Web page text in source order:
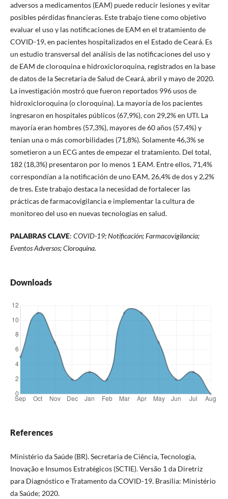
adversos a medicamentos (EAM) puede reducir lesiones y evitar
posibles pérdidas financieras. Este trabajo tiene como objetivo
evaluar el uso y las notificaciones de EAM en el tratamiento de
COVID-19, en pacientes hospitalizados en el Estado de Ceará. Es
un estudio transversal del análisis de las notificaciones del uso y
de EAM de cloroquina e hidroxicloroquina, registrados en la base
de datos de la Secretaria de Salud de Ceará, abril y mayo de 2020.
La investigación mostró que fueron reportados 996 usos de
hidroxicloroquina (o cloroquina). La mayoría de los pacientes
ingresaron en hospitales públicos (67,9%), con 29,2% en UTI. La
mayoría eran hombres (57,3%), mayores de 60 años (57,4%) y
tenían una o más comorbilidades (71,8%). Solamente 46,3% se
sometieron a un ECG antes de empezar el tratamiento. Del total,
182 (18,3%) presentaron por lo menos 1 EAM. Entre ellos, 71,4%
correspondían a la notificación de uno EAM, 26,4% de dos y 2,2%
de tres. Este trabajo destaca la necesidad de fortalecer las
prácticas de farmacovigilancia e implementar la cultura de
monitoreo del uso en nuevas tecnologías en salud.
PALABRAS CLAVE: COVID-19; Notificación; Farmacovigilancia;
Eventos Adversos; Cloroquina.
Downloads
References
Ministério da Saúde (BR). Secretaria de Ciência, Tecnologia,
Inovação e Insumos Estratégicos (SCTIE). Versão 1 da Diretriz
para Diagnóstico e Tratamento da COVID-19. Brasília: Ministério
da Saúde; 2020.